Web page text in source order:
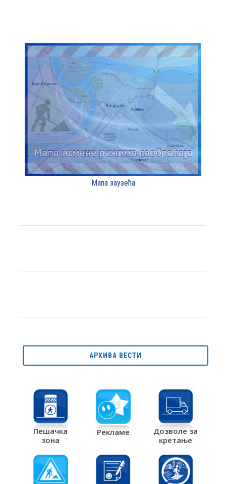
Мапа заузећа
АРХИВА ВЕСТИ
Пешачка
зона
Рекламе
Дозволе за
кретање